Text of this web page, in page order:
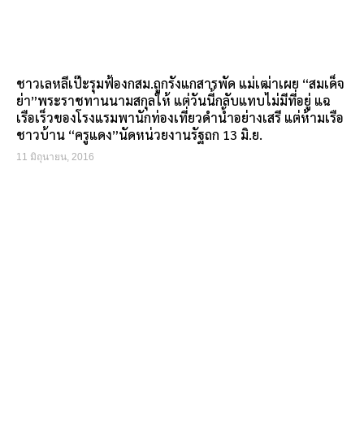
ชาวเลหลีเป๊ะรุมฟ้องกสม.ถูกรังแกสารพัด แม่เฒ่าเผย “สมเด็จ
ย่า”พระราชทานนามสกุลให้ แต่วันนี้กลับแทบไม่มีที่อยู่ แฉ
เรือเร็วของโรงแรมพานักท่องเที่ยวดำน้ำอย่างเสรี แต่ห้ามเรือ
ชาวบ้าน “ครูแดง”นัดหน่วยงานรัฐถก 13 มิ.ย.
11 มิถุนายน, 2016